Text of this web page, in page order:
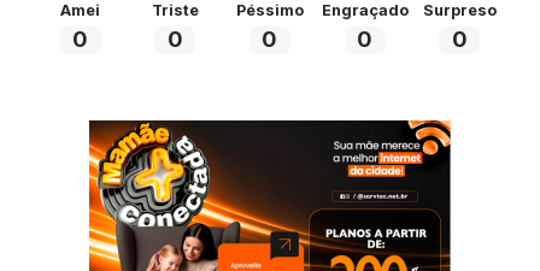
Amei
0
Triste
0
Péssimo
0
Engraçado
0
Surpreso
0